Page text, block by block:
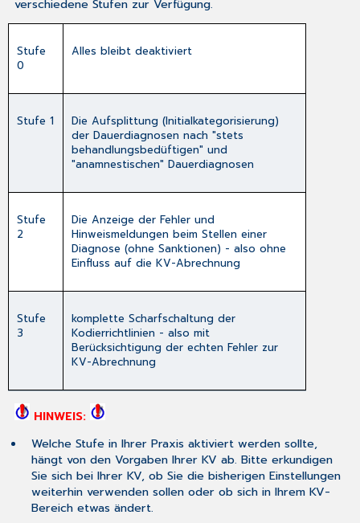
verschiedene Stufen zur Verfügung.
Stufe
0
Alles bleibt deaktiviert
Stufe 1
Die Aufsplittung (Initialkategorisierung)
der Dauerdiagnosen nach "stets
behandlungsbedüftigen" und
"anamnestischen" Dauerdiagnosen
Stufe
2
Die Anzeige der Fehler und
Hinweismeldungen beim Stellen einer
Diagnose (ohne Sanktionen) - also ohne
Einfluss auf die KV-Abrechnung
Stufe
3
komplette Scharfschaltung der
Kodierrichtlinien - also mit
Berücksichtigung der echten Fehler zur
KV-Abrechnung
HINWEIS:
Welche Stufe in Ihrer Praxis aktiviert werden sollte,
hängt von den Vorgaben Ihrer KV ab. Bitte erkundigen
Sie sich bei Ihrer KV, ob Sie die bisherigen Einstellungen
weiterhin verwenden sollen oder ob sich in Ihrem KV-
Bereich etwas ändert.